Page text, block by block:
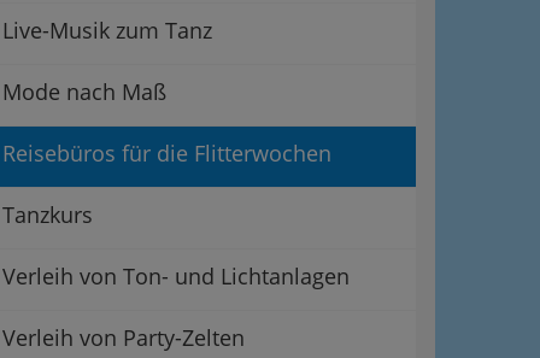
Live-Musik zum Tanz
Mode nach Maß
Reisebüros für die Flitterwochen
Tanzkurs
Verleih von Ton- und Lichtanlagen
Verleih von Party-Zelten